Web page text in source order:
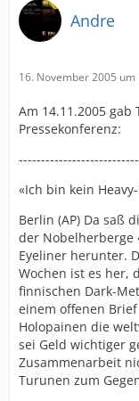
Andre
16. November 2005 um
Am 14.11.2005
Pressekonferenz:
«Ich bin kein
Berlin (AP) Da saß
der Nobelherberge
Eyeliner herunter.
Wochen ist es her,
finnischen Dark-
einem offenen
Holopainen die
sei Geld wichtiger
Zusammenarbeit
Turunen zum